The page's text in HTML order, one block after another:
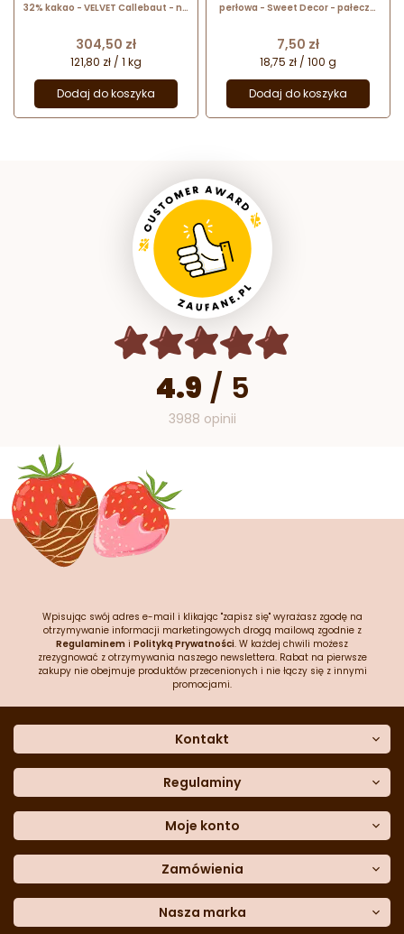
32% kakao - VELVET Callebaut - nr.
Cena
304,50 zł
121,80 zł / 1 kg
Dodaj do koszyka
perłowa - Sweet Decor - pałeczki
dł. 3-5 mm
Cena
7,50 zł
18,75 zł / 100 g
Dodaj do koszyka
4.9 / 5
3988 opinii
Wpisując swój adres e-mail i klikając "zapisz się" wyrażasz zgodę na
otrzymywanie informacji marketingowych drogą mailową zgodnie z
Regulaminem i Polityką Prywatności. W każdej chwili możesz
zrezygnować z otrzymywania naszego newslettera. Rabat na pierwsze
zakupy nie obejmuje produktów przecenionych i nie łączy się z innymi
promocjami.
Kontakt
Dane kontaktowe
Często zadawane pytania
Sklep stacjonarny
Formularz kontaktowy
Blog
telefon:601 767 272
Regulaminy
Polityka prywatności
Polityka cookies
Polityka reklamacji
Polityka zwrotów
Dostępność cyfrowa
Moje konto
Moje dane
Historia zamówień
Lista ulubionych
Moje rabaty
Zamówienia
Metody płatności
Nasza marka